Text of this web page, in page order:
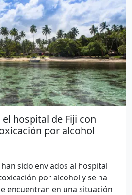
hospital de Fiji con
por alcohol
sido enviados al hospital
por alcohol y se ha
encuentran en una situación